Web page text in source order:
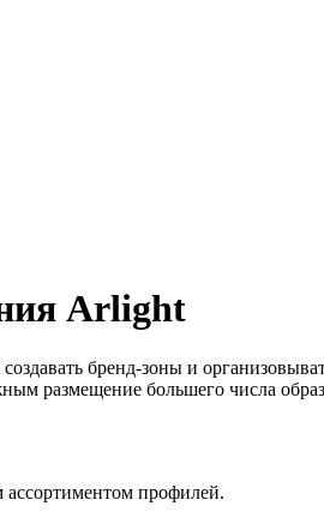
Arlight
бренд-зоны и
размещение большего числа
ассортиментом профилей.